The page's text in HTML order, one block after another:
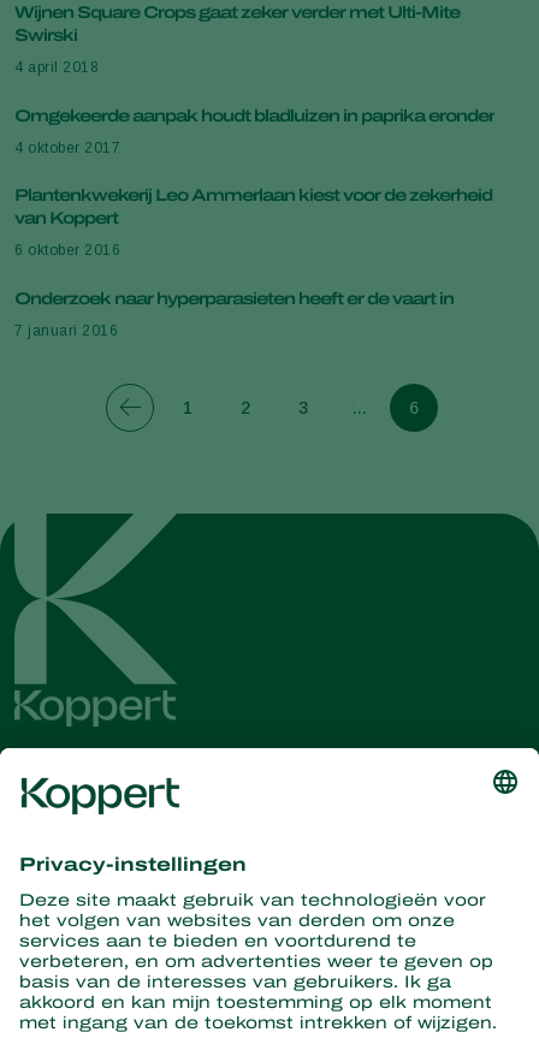
Wijnen Square Crops gaat zeker verder met Ulti-Mite
Swirski
4 april 2018
Omgekeerde aanpak houdt bladluizen in paprika eronder
4 oktober 2017
Plantenkwekerij Leo Ammerlaan kiest voor de zekerheid
van Koppert
6 oktober 2016
Onderzoek naar hyperparasieten heeft er de vaart in
7 januari 2016
1 2 3 5 6
Ontvang het laatste nieuws en
informatie
Hier aanmelden
Partners with Nature
Roofmijten